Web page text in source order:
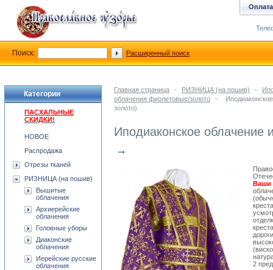
Главная страница - РИЗНИЦА (на пошив) -
облачения фиолетовые/золото
-
золото)
Иподиаконское
→
Ваши
2
Категории
ПАСХАЛЬНЫЕ
СКИДКИ!
НОВОЕ
Распродажа
Отрезы тканей
РИЗНИЦА (на пошив)
Вышитые
облачения
Архиерейские
облачения
Головные уборы
Диаконские
облачения
Иерейские русские
облачения
Оплата
Поиск: Расширенный поиск